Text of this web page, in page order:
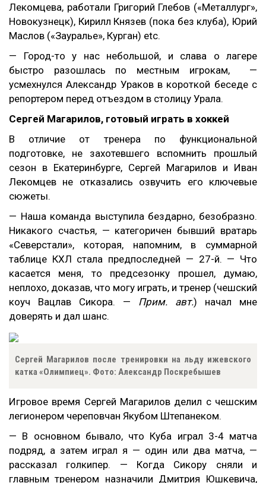
Лекомцева, работали Григорий Глебов («Металлург»,
Новокузнецк), Кирилл Князев (пока без клуба), Юрий
Маслов («Зауралье», Курган) etc.
— Город-то у нас небольшой, и слава о лагере
быстро разошлась по местным игрокам, —
усмехнулся Александр Ураков в короткой беседе с
репортером перед отъездом в столицу Урала.
Сергей Магарилов, готовый играть в хоккей
В отличие от тренера по функциональной
подготовке, не захотевшего вспомнить прошлый
сезон в Екатеринбурге, Сергей Магарилов и Иван
Лекомцев не отказались озвучить его ключевые
сюжеты.
— Наша команда выступила бездарно, безобразно.
Никакого счастья, — категоричен бывший вратарь
«Северстали», которая, напомним, в суммарной
таблице КХЛ стала предпоследней — 27-й. — Что
касается меня, то предсезонку прошел, думаю,
неплохо, доказав, что могу играть, и тренер (чешский
коуч Вацлав Сикора. — Прим. авт.) начал мне
доверять и дал шанс.
Сергей Магарилов после тренировки на льду ижевского
катка «Олимпиец». Фото: Александр Поскребышев
Игровое время Сергей Магарилов делил с чешским
легионером череповчан Якубом Штепанеком.
— В основном бывало, что Куба играл 3-4 матча
подряд, а затем играл я — один или два матча, —
рассказал голкипер. — Когда Сикору сняли и
главным тренером назначили Дмитрия Юшкевича,